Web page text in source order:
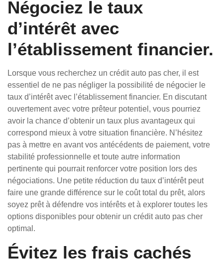
Négociez le taux
d’intérêt avec
l’établissement financier.
Lorsque vous recherchez un crédit auto pas cher, il est
essentiel de ne pas négliger la possibilité de négocier le
taux d’intérêt avec l’établissement financier. En discutant
ouvertement avec votre prêteur potentiel, vous pourriez
avoir la chance d’obtenir un taux plus avantageux qui
correspond mieux à votre situation financière. N’hésitez
pas à mettre en avant vos antécédents de paiement, votre
stabilité professionnelle et toute autre information
pertinente qui pourrait renforcer votre position lors des
négociations. Une petite réduction du taux d’intérêt peut
faire une grande différence sur le coût total du prêt, alors
soyez prêt à défendre vos intérêts et à explorer toutes les
options disponibles pour obtenir un crédit auto pas cher
optimal.
Évitez les frais cachés